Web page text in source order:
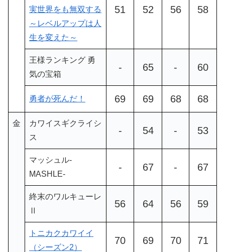
実世界をも無双する
～レベルアップは人
生を変えた～
51 52 56 58
王様ランキング 勇
気の宝箱
- 65 - 60
勇者が死んだ！ 69 69 68 68
金
カワイスギクライシ
ス
- 54 - 53
マッシュル-
MASHLE-
- 67 - 67
終末のワルキューレ
Ⅱ
56 64 56 59
トニカクカワイイ
（シーズン2）
70 69 70 71